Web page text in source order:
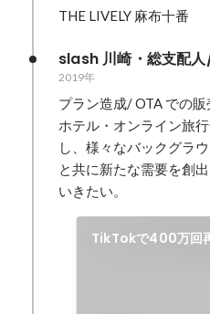
THE LIVELY 麻布十番
slash 川崎・総支配
2019年
プラン造成/ OTA での販
ホテル・オンライン旅
し、様々なバックグラ
と共に新たな需要を創
いきたい。
TikTokで400万回